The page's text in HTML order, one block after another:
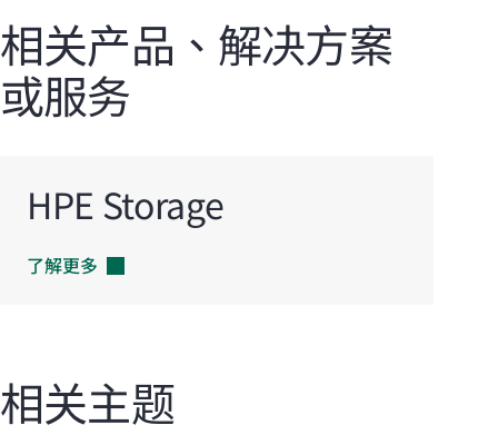
相关产品、解决方案
或服务
HPE Storage
了解更多
相关主题